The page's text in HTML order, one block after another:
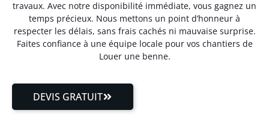
travaux. Avec notre disponibilité immédiate, vous gagnez un
temps précieux. Nous mettons un point d’honneur à
respecter les délais, sans frais cachés ni mauvaise surprise.
Faites confiance à une équipe locale pour vos chantiers de
Louer une benne.
DEVIS GRATUIT